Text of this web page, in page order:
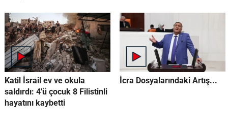
Katil İsrail ev ve okula
saldırdı: 4'ü çocuk 8 Filistinli
hayatını kaybetti
İcra Dosyalarındaki Artış...